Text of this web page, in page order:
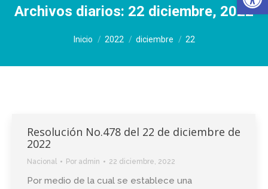
Archivos diarios: 22 diciembre, 2022
Inicio 2022 diciembre 22
Resolución No.478 del 22 de diciembre de
2022
Nacional Por admin 22 diciembre, 2022
Por medio de la cual se establece una